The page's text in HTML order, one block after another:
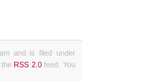
and is filed under
theRSS 2.0feed. You